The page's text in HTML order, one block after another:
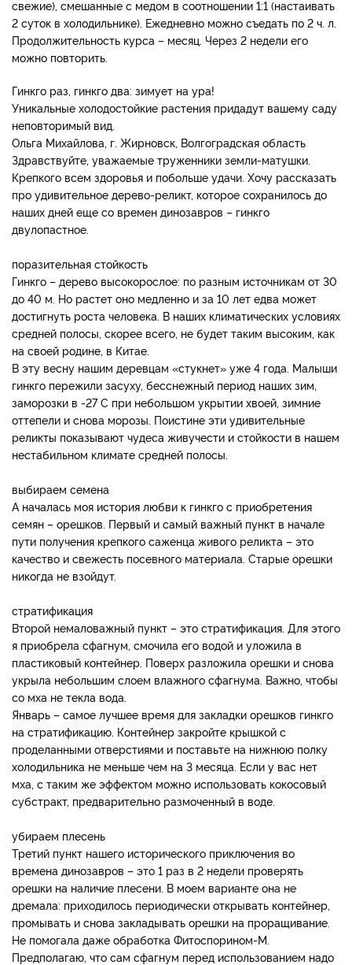
свежие), смешанные с медом в соотношении 1:1 (настаивать
2 суток в холодильнике). Ежедневно можно съедать по 2 ч. л.
Продолжительность курса – месяц. Через 2 недели его
можно повторить.
Гинкго раз, гинкго два: зимует на ура!
Уникальные холодостойкие растения придадут вашему саду
неповторимый вид.
Ольга Михайлова, г. Жирновск, Волгоградская область
Здравствуйте, уважаемые труженники земли-матушки.
Крепкого всем здоровья и побольше удачи. Хочу рассказать
про удивительное дерево-реликт, которое сохранилось до
наших дней еще со времен динозавров – гинкго
двулопастное.
поразительная стойкость
Гинкго – дерево высокорослое: по разным источникам от 30
до 40 м. Но растет оно медленно и за 10 лет едва может
достигнуть роста человека. В наших климатических условиях
средней полосы, скорее всего, не будет таким высоким, как
на своей родине, в Китае.
В эту весну нашим деревцам «стукнет» уже 4 года. Малыши
гинкго пережили засуху, бесснежный период наших зим,
заморозки в -27 С при небольшом укрытии хвоей, зимние
оттепели и снова морозы. Поистине эти удивительные
реликты показывают чудеса живучести и стойкости в нашем
нестабильном климате средней полосы.
выбираем семена
А началась моя история любви к гинкго с приобретения
семян – орешков. Первый и самый важный пункт в начале
пути получения крепкого саженца живого реликта – это
качество и свежесть посевного материала. Старые орешки
никогда не взойдут.
стратификация
Второй немаловажный пункт – это стратификация. Для этого
я приобрела сфагнум, смочила его водой и уложила в
пластиковый контейнер. Поверх разложила орешки и снова
укрыла небольшим слоем влажного сфагнума. Важно, чтобы
со мха не текла вода.
Январь – самое лучшее время для закладки орешков гинкго
на стратификацию. Контейнер закройте крышкой с
проделанными отверстиями и поставьте на нижнюю полку
холодильника не меньше чем на 3 месяца. Если у вас нет
мха, с таким же эффектом можно использовать кокосовый
субстракт, предварительно размоченный в воде.
убираем плесень
Третий пункт нашего исторического приключения во
времена динозавров – это 1 раз в 2 недели проверять
орешки на наличие плесени. В моем варианте она не
дремала: приходилось периодически открывать контейнер,
промывать и снова закладывать орешки на проращивание.
Не помогала даже обработка Фитоспорином-М.
Предполагаю, что сам сфагнум перед использованием надо